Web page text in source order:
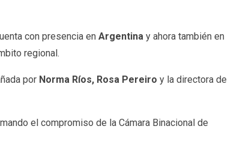
con presencia en Argentina y ahora también en
regional.
por Norma Ríos, Rosa Pereiro y la directora de
el compromiso de la Cámara Binacional de